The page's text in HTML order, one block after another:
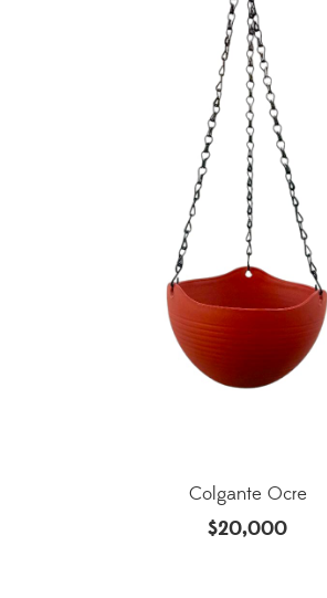
Colgante Ocre
$20,000